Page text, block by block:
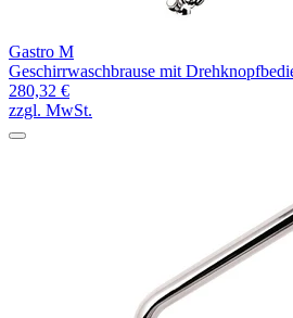
Gastro M
Geschirrwaschbrause mit
280,32 €
zzgl. MwSt.